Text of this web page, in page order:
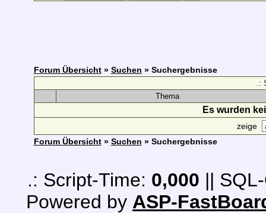
Forum Übersicht» Suchen » Suchergebnisse
.:
Thema
Es wurden
zeige
Forum Übersicht» Suchen » Suchergebnisse
.: Script-Time: 0,000 ||
Powered by ASP-